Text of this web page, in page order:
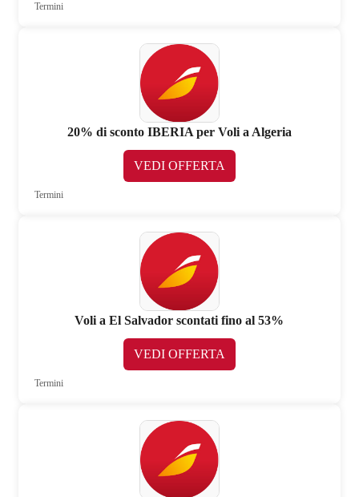
Termini
20% di sconto IBERIA per Voli a Algeria
VEDI OFFERTA
Termini
Voli a El Salvador scontati fino al 53%
VEDI OFFERTA
Termini